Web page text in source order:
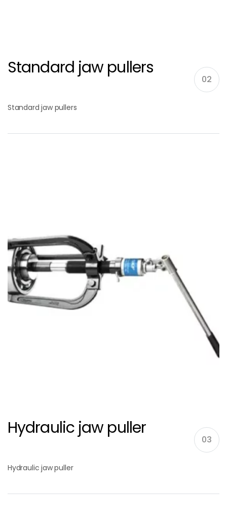
Standard jaw pullers
02
Standard jaw pullers
Hydraulic jaw puller
03
Hydraulic jaw puller